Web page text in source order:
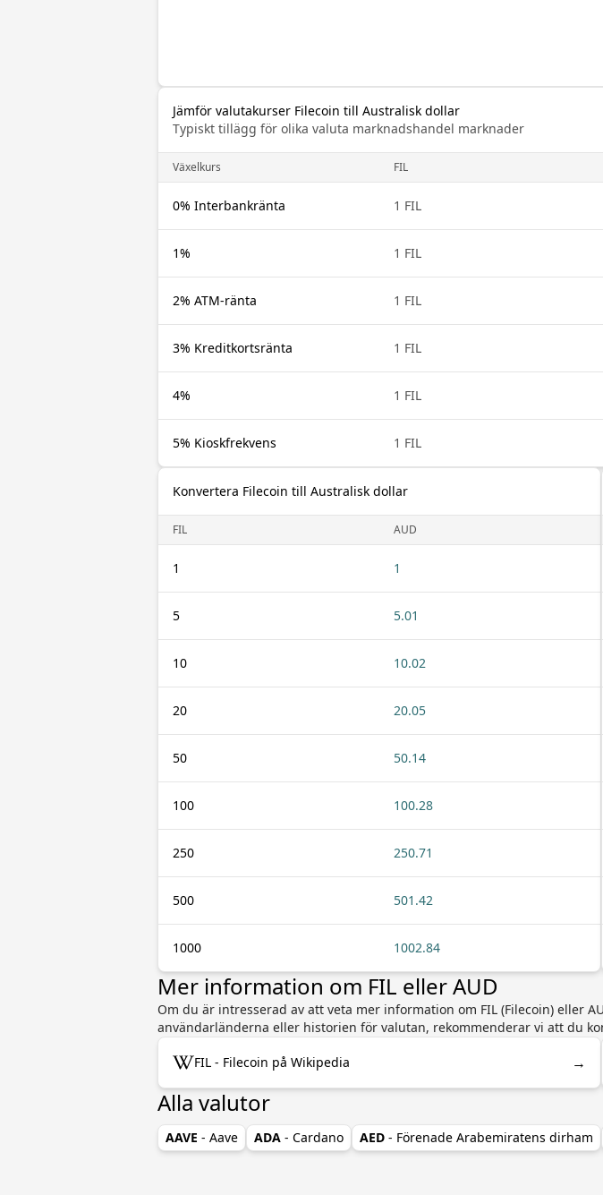
Jämför valutakurser Filecoin till Australisk dollar
Typiskt tillägg för olika valuta marknadshandel marknader
Växelkurs FIL
0% Interbankränta 1 FIL
1% 1 FIL
2% ATM-ränta 1 FIL
3% Kreditkortsränta 1 FIL
4% 1 FIL
5% Kioskfrekvens 1 FIL
Konvertera Filecoin till Australisk dollar
FIL AUD
1 1
5 5.01
10 10.02
20 20.05
50 50.14
100 100.28
250 250.71
500 501.42
1000 1002.84
Mer information om FIL eller AUD
Om du är intresserad av att veta mer information om FIL (Filecoin) eller
användarländerna eller historien för valutan, rekommenderar vi att du
FIL - Filecoin på Wikipedia →
Alla valutor
AAVE - Aave ADA - Cardano AED - Förenade Arabemiratens dirham